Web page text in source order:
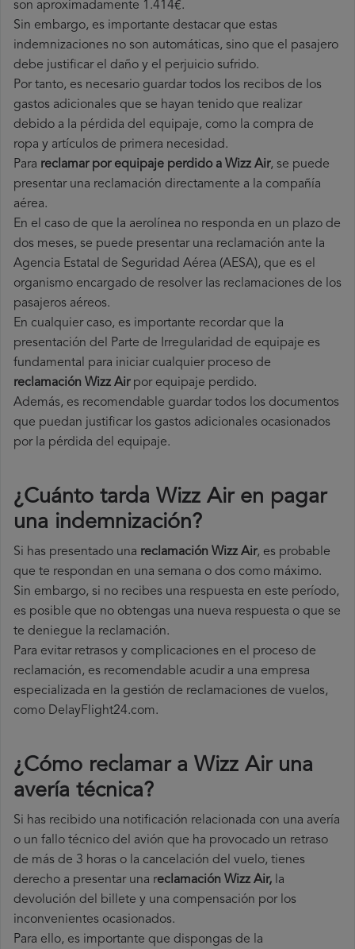
son aproximadamente 1.414€.
Sin embargo, es importante destacar que estas
indemnizaciones no son automáticas, sino que el pasajero
debe justificar el daño y el perjuicio sufrido.
Por tanto, es necesario guardar todos los recibos de los
gastos adicionales que se hayan tenido que realizar
debido a la pérdida del equipaje, como la compra de
ropa y artículos de primera necesidad.
Para reclamar por equipaje perdido a Wizz Air, se puede
presentar una reclamación directamente a la compañía
aérea.
En el caso de que la aerolínea no responda en un plazo de
dos meses, se puede presentar una reclamación ante la
Agencia Estatal de Seguridad Aérea (AESA), que es el
organismo encargado de resolver las reclamaciones de los
pasajeros aéreos.
En cualquier caso, es importante recordar que la
presentación del Parte de Irregularidad de equipaje es
fundamental para iniciar cualquier proceso de
reclamación Wizz Airpor equipaje perdido.
Además, es recomendable guardar todos los documentos
que puedan justificar los gastos adicionales ocasionados
por la pérdida del equipaje.
¿Cuánto tarda Wizz Air en pagar
una indemnización?
Si has presentado una reclamación Wizz Air, es probable
que te respondan en una semana o dos como máximo.
Sin embargo, si no recibes una respuesta en este período,
es posible que no obtengas una nueva respuesta o que se
te deniegue la reclamación.
Para evitar retrasos y complicaciones en el proceso de
reclamación, es recomendable acudir a una empresa
especializada en la gestión de reclamaciones de vuelos,
como DelayFlight24.com.
¿Cómo reclamar a Wizz Air una
avería técnica?
Si has recibido una notificación relacionada con una avería
o un fallo técnico del avión que ha provocado un retraso
de más de 3 horas o la cancelación del vuelo, tienes
derecho a presentar una reclamación Wizz Air, la
devolución del billete y una compensación por los
inconvenientes ocasionados.
Para ello, es importante que dispongas de la